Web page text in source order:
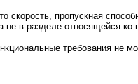
скорость, пропускная
не в разделе относящейся ко
требования не